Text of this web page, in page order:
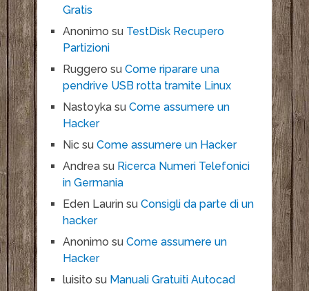
Gratis
Anonimo su TestDisk Recupero
Partizioni
Ruggero su Come riparare una
pendrive USB rotta tramite Linux
Nastoykasu Come assumere un
Hacker
Nicsu Come assumere un Hacker
Andreasu Ricerca Numeri Telefonici
in Germania
Eden Laurinsu Consigli da parte di un
hacker
Anonimo su Come assumere un
Hacker
luisito su Manuali Gratuiti Autocad